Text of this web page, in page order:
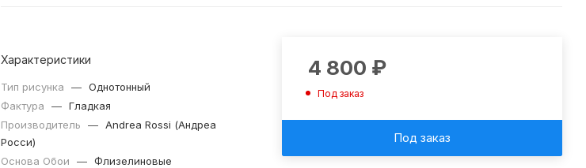
Характеристики
Тип рисунка — Однотонный
Фактура
— Гладкая
Производитель
— Andrea Rossi (Андреа
Росси)
Основа Обои
— Флизелиновые
4 800 ₽
Под заказ
Под заказ